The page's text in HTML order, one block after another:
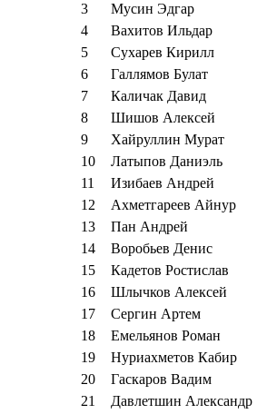
3
Мусин Эдгар
4
Вахитов Ильдар
5
Сухарев Кирилл
6
Галлямов Булат
7
Каличак Давид
8
Шишов Алексей
9
Хайруллин Мурат
10
Латыпов Даниэль
11
Изибаев Андрей
12
Ахметгареев Айнур
13
Пан Андрей
14
Воробьев Денис
15
Кадетов Ростислав
16
Шлычков Алексей
17
Сергин Артем
18
Емельянов Роман
19
Нуриахметов Кабир
20
Гаскаров Вадим
21
Давлетшин Александр